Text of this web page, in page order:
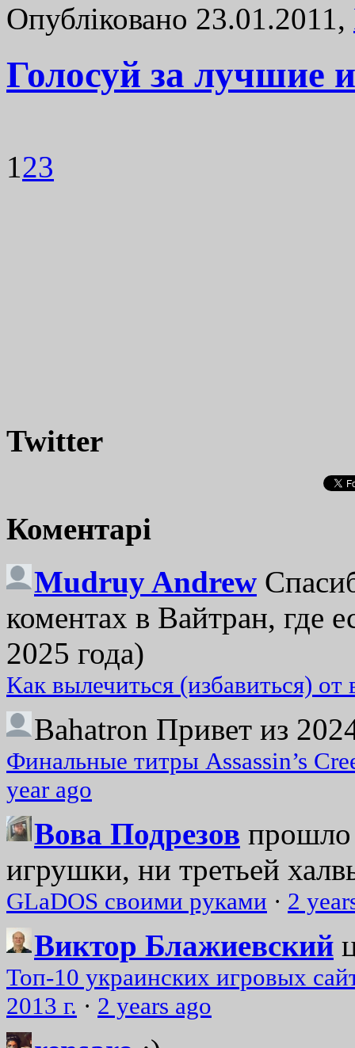
Опубліковано 23.01.2011,
Голосуй за лучшие
1 23
Twitter
Коментарі
Mudruy Andrew
коментах в Вайтран, где
2025 года)
Как вылечиться (избавиться)
Bahatron Привет из
Финальные титры Assassin’s
year ago
Вова Подрезов прошло
игрушки, ни третьей
GLaDOS своими руками · 2
Виктор Блажиевский
Топ-10 украинских игровых
2013 г. · 2 years ago